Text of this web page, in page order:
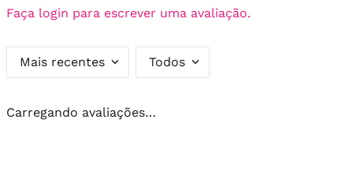
Faça login para escrever uma avaliação.
Mais recentes Todos
Carregando avaliações…